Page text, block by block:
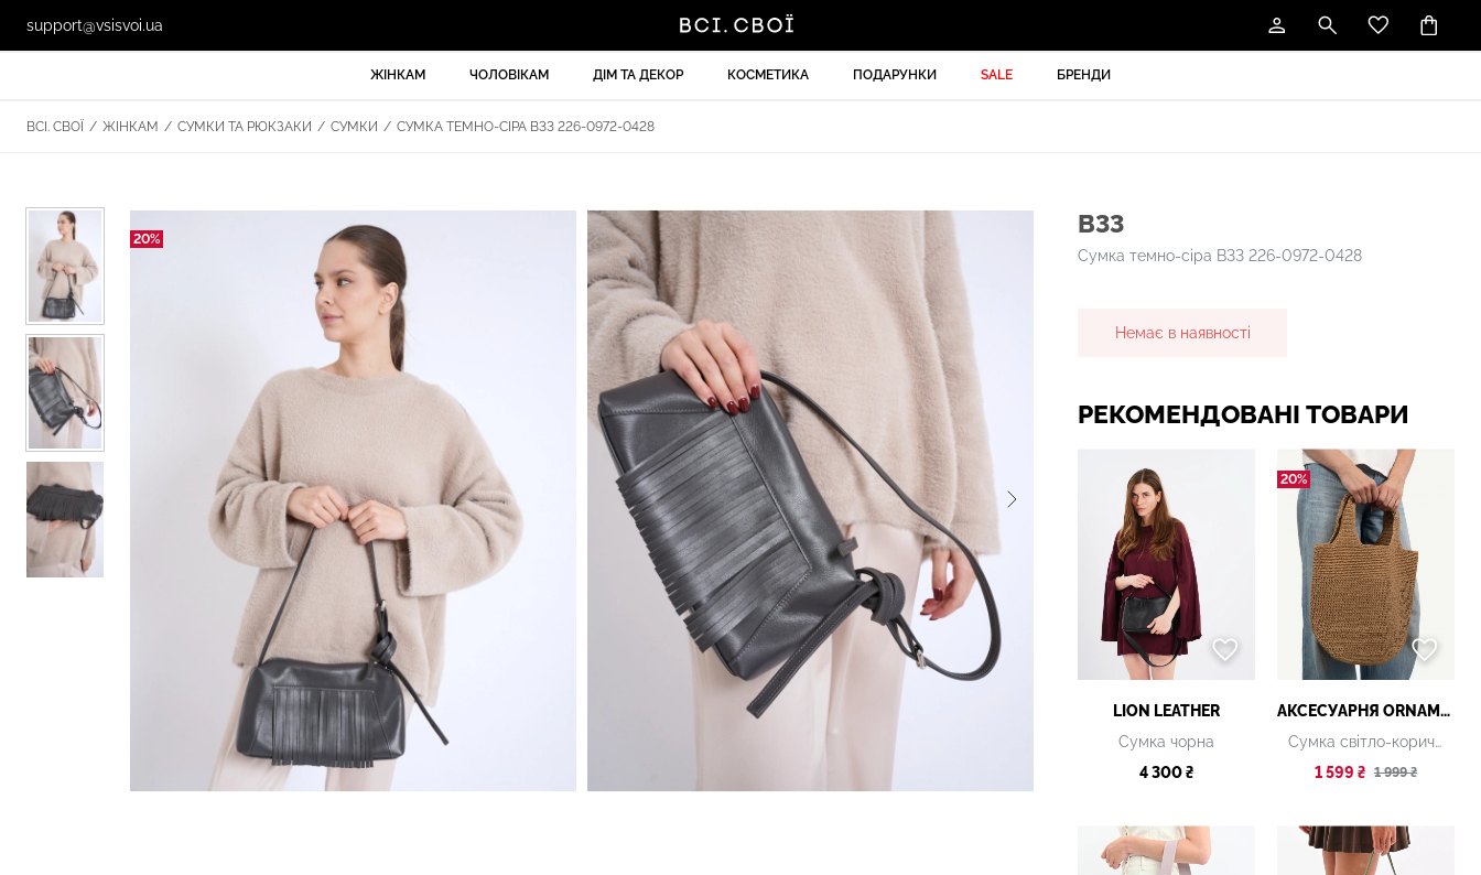
support@vsisvoi.ua
ЖІНКАМ ЧОЛОВІКАМ ДІМ ТА ДЕКОР КОСМЕТИКА ПОДАРУНКИ SALE БРЕНДИ
ВСІ. СВОЇ / ЖІНКАМ / СУМКИ ТА РЮКЗАКИ / СУМКИ / СУМКА ТЕМНО-СІРА B33 226-0972-0428
20%
B33
Сумка темно-сіра B33 226-0972-0428
Немає в наявності
РЕКОМЕНДОВАНІ ТОВАРИ
LION LEATHER
Сумка чорна
4 300 ₴
20%
АКСЕСУАРНЯ ОRNAMENT
Сумка світло-коричнева
1 599 ₴ 1 999 ₴